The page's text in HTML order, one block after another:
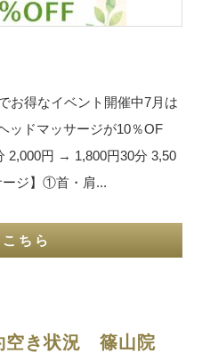
お得なイベント開催中7月は
ッドマッサージが10％OF
2,000円 → 1,800円30分 3,50
ジ】①首・肩...
ちら
き状況 篠山院